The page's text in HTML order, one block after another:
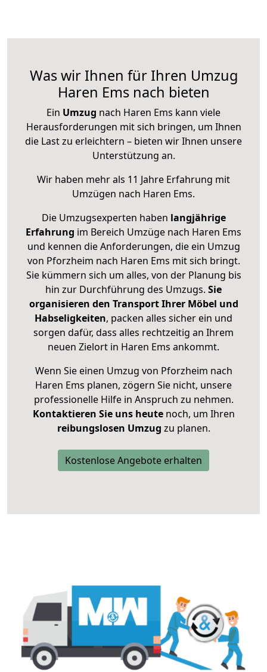
Was wir Ihnen für Ihren Umzug
Haren Ems nach bieten
Ein Umzug nach Haren Ems kann viele
Herausforderungen mit sich bringen, um Ihnen
die Last zu erleichtern – bieten wir Ihnen unsere
Unterstützung an.
Wir haben mehr als 11 Jahre Erfahrung mit
Umzügen nach Haren Ems.
Die Umzugsexperten haben langjährige
Erfahrung im Bereich Umzüge nach Haren Ems
und kennen die Anforderungen, die ein Umzug
von Pforzheim nach Haren Ems mit sich bringt.
Sie kümmern sich um alles, von der Planung bis
hin zur Durchführung des Umzugs. Sie
organisieren den Transport Ihrer Möbel und
Habseligkeiten, packen alles sicher ein und
sorgen dafür, dass alles rechtzeitig an Ihrem
neuen Zielort in Haren Ems ankommt.
Wenn Sie einen Umzug von Pforzheim nach
Haren Ems planen, zögern Sie nicht, unsere
professionelle Hilfe in Anspruch zu nehmen.
Kontaktieren Sie uns heutenoch, um Ihren
reibungslosen Umzug zu planen.
Kostenlose Angebote erhalten